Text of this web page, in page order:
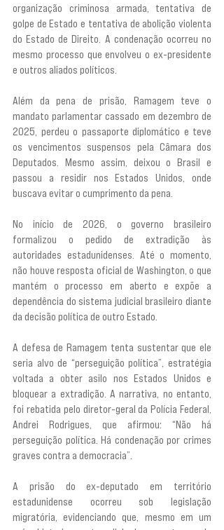
organização criminosa armada, tentativa de
golpe de Estado e tentativa de abolição violenta
do Estado de Direito. A condenação ocorreu no
mesmo processo que envolveu o ex-presidente
e outros aliados políticos.
Além da pena de prisão, Ramagem teve o
mandato parlamentar cassado em dezembro de
2025, perdeu o passaporte diplomático e teve
os vencimentos suspensos pela Câmara dos
Deputados. Mesmo assim, deixou o Brasil e
passou a residir nos Estados Unidos, onde
buscava evitar o cumprimento da pena.
No início de 2026, o governo brasileiro
formalizou o pedido de extradição às
autoridades estadunidenses. Até o momento,
não houve resposta oficial de Washington, o que
mantém o processo em aberto e expõe a
dependência do sistema judicial brasileiro diante
da decisão política de outro Estado.
A defesa de Ramagem tenta sustentar que ele
seria alvo de “perseguição política”, estratégia
voltada a obter asilo nos Estados Unidos e
bloquear a extradição. A narrativa, no entanto,
foi rebatida pelo diretor-geral da Polícia Federal,
Andrei Rodrigues, que afirmou: “Não há
perseguição política. Há condenação por crimes
graves contra a democracia”.
A prisão do ex-deputado em território
estadunidense ocorreu sob legislação
migratória, evidenciando que, mesmo em um